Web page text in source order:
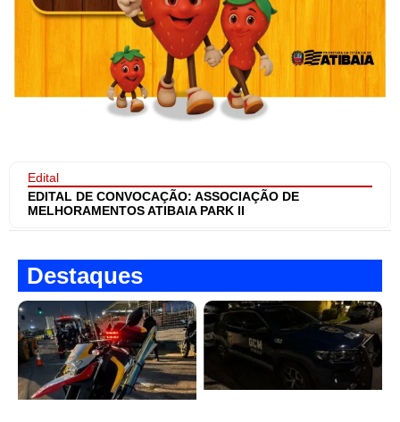
Edital
EDITAL DE CONVOCAÇÃO: ASSOCIAÇÃO DE
MELHORAMENTOS ATIBAIA PARK II
Destaques